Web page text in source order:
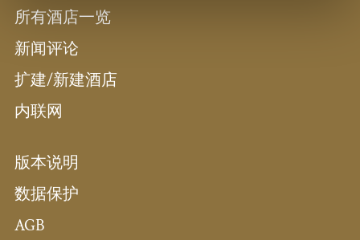
所有酒店一览
新闻评论
扩建/新建酒店
内联网
版本说明
数据保护
AGB